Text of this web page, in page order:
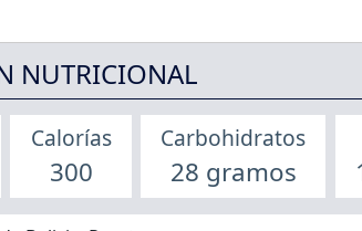
NUTRICIONAL
Calorías
300
Carbohidratos
28 gramos